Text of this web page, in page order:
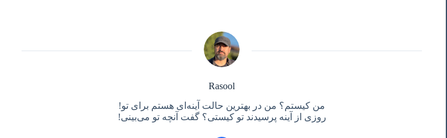
Rasool
من کیستم؟ من در بهترین حالت آینه‌ای هستم برای تو!
روزی از آینه پرسیدند تو کیستی؟ گفت آنچه تو می‌بینی!